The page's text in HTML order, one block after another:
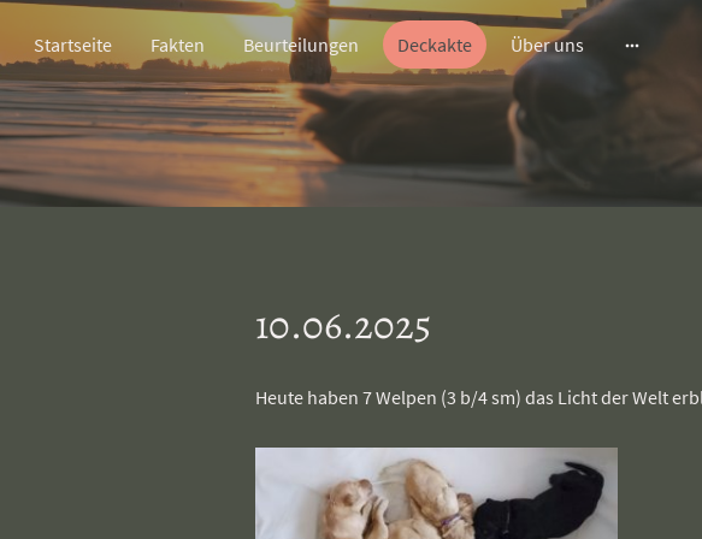
Startseite Fakten Beurteilungen Deckakte Über uns
10.06.2025
Heute haben 7 Welpen (3 b/4 sm) das Licht der Welt